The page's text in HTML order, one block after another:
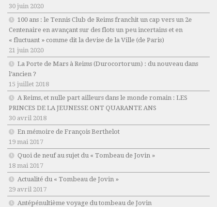
30 juin 2020
100 ans : le Tennis Club de Reims franchit un cap vers un 2e
Centenaire en avançant sur des flots un peu incertains et en
« fluctuant » comme dit la devise de la Ville (de Paris)
21 juin 2020
La Porte de Mars à Reims (Durocortorum) : du nouveau dans
l’ancien ?
15 juillet 2018
A Reims, et nulle part ailleurs dans le monde romain : LES
PRINCES DE LA JEUNESSE ONT QUARANTE ANS
30 avril 2018
En mémoire de François Berthelot
19 mai 2017
Quoi de neuf au sujet du « Tombeau de Jovin »
18 mai 2017
Actualité du « Tombeau de Jovin »
29 avril 2017
Antépénultième voyage du tombeau de Jovin